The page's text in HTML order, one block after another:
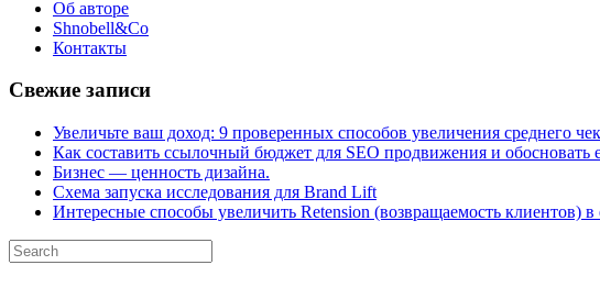
Об авторе
Shnobell&Co
Контакты
Свежие записи
Увеличьте ваш доход: 9 проверенных способов увеличения среднего
Как составить ссылочный бюджет для SEO продвижения и обосновать
Бизнес — ценность дизайна.
Схема запуска исследования для Brand Lift
Интересные способы увеличить Retension (возвращаемость клиентов) в